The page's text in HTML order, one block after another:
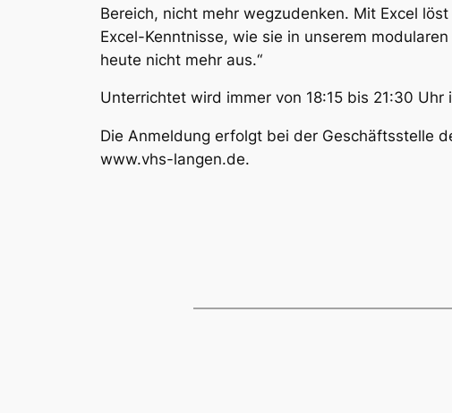
Bereich, nicht mehr wegzudenken. Mit Excel
Excel-Kenntnisse, wie sie in unserem
heute nicht mehr aus.“
Unterrichtet wird immer von 18:15 bis 21:30
Die Anmeldung erfolgt bei der Geschäftsstelle
www.vhs-langen.de.